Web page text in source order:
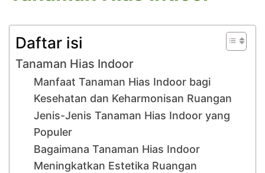
Daftar isi
Tanaman Hias Indoor
Manfaat Tanaman Hias Indoor bagi
Kesehatan dan Keharmonisan Ruangan
Jenis-Jenis Tanaman Hias Indoor yang
Populer
Bagaimana Tanaman Hias Indoor
Meningkatkan Estetika Ruangan